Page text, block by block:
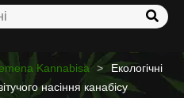
Kannabisa
Екологічні
насіння канабісу